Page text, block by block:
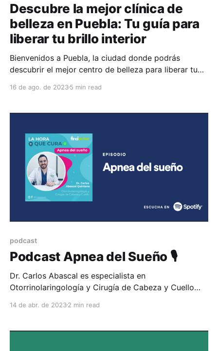
Descubre la mejor clínica de
belleza en Puebla: Tu guía para
liberar tu brillo interior
Bienvenidos a Puebla, la ciudad donde podrás
descubrir el mejor centro de belleza para liberar tu
ayude a realzar tu belleza natural y te haga sentir
artículo, te guiaremos a través de los
16 de ago. de 20235 min read
podcast
Podcast Apnea del Sueño 🎙️
Dr. Carlos Abascal es especialista en
Otorrinolaringología y Cirugía de Cabeza y Cuello
capítulo hablaremos sobre las consecuencias,
La apnea del sueño es un trastorno del sueño
14 de abr. de 20232 min read